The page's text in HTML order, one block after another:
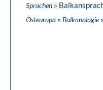
Sprachen »
Osteuropa » Balkanologie